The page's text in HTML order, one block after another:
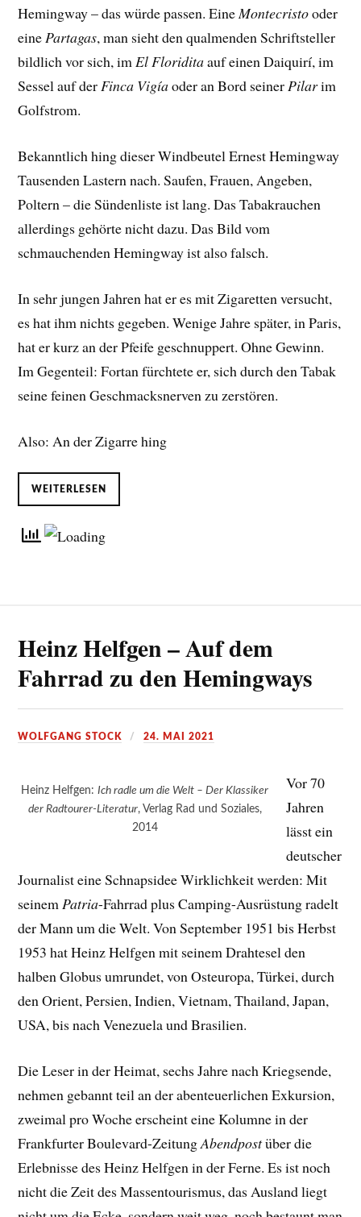
Hemingway – das würde passen. EineMontecristooder
einePartagas, man sieht den qualmenden Schriftsteller
bildlich vor sich, imEl Floriditaauf einen Daiquirí, im
Sessel auf derFinca Vigíaoder an Bord seinerPilarim
Golfstrom.
Bekanntlich hing dieser Windbeutel Ernest Hemingway
Tausenden Lastern nach. Saufen, Frauen, Angeben,
Poltern – die Sündenliste ist lang. Das Tabakrauchen
allerdings gehörte nicht dazu. Das Bild vom
schmauchenden Hemingway ist also falsch.
In sehr jungen Jahren hat er es mit Zigaretten versucht,
es hat ihm nichts gegeben. Wenige Jahre später, in Paris,
hat er kurz an der Pfeife geschnuppert. Ohne Gewinn.
Im Gegenteil: Fortan fürchtete er, sich durch den Tabak
seine feinen Geschmacksnerven zu zerstören.
Also: An der Zigarre hing
WEITERLESEN
Heinz Helfgen – Auf dem
Fahrrad zu den Hemingways
WOLFGANG STOCK 24. MAI 2021
Heinz Helfgen:Ich radle um die Welt – Der Klassiker
der Radtourer-Literatur, Verlag Rad und Soziales,
2014
Vor 70
Jahren
lässt ein
deutscher
Journalist eine Schnapsidee Wirklichkeit werden: Mit
seinemPatria-Fahrrad plus Camping-Ausrüstung radelt
der Mann um die Welt. Von September 1951 bis Herbst
1953 hat Heinz Helfgen mit seinem Drahtesel den
halben Globus umrundet, von Osteuropa, Türkei, durch
den Orient, Persien, Indien, Vietnam, Thailand, Japan,
USA, bis nach Venezuela und Brasilien.
Die Leser in der Heimat, sechs Jahre nach Kriegsende,
nehmen gebannt teil an der abenteuerlichen Exkursion,
zweimal pro Woche erscheint eine Kolumne in der
Frankfurter Boulevard-ZeitungAbendpostüber die
Erlebnisse des Heinz Helfgen in der Ferne. Es ist noch
nicht die Zeit des Massentourismus, das Ausland liegt